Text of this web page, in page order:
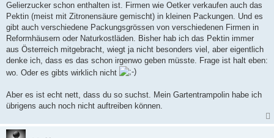
Gelierzucker schon enthalten ist. Firmen wie Oetker verkaufen auch das
Pektin (meist mit Zitronensäure gemischt) in kleinen Packungen. Und es
gibt auch verschiedene Packungsgrössen von verschiedenen Firmen in
Reformhäusern oder Naturkostläden. Bisher hab ich das Pektin immer
aus Österreich mitgebracht, wiegt ja nicht besonders viel, aber eigentlich
denke ich, dass es das schon irgenwo geben müsste. Frage ist halt eben:
wo. Oder es gibts wirklich nicht
Aber es ist echt nett, dass du so suchst. Mein Gartentrampolin habe ich
übrigens auch noch nicht auftreiben können.